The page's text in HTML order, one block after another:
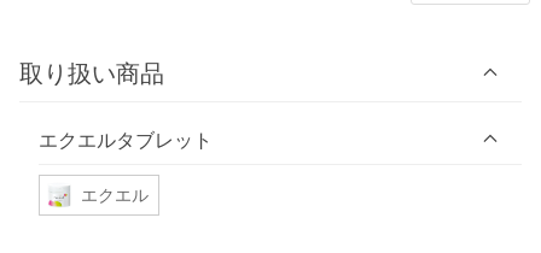
取り扱い商品
エクエルタブレット
エクエル